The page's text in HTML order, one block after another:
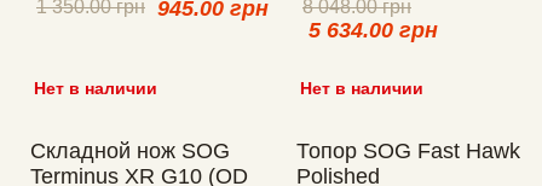
1 350.00 грн 945.00 грн
Нет в наличии
8 048.00 грн
5 634.00 грн
Нет в наличии
Складной нож SOG
Terminus XR G10 (OD
Топор SOG Fast Hawk
Polished